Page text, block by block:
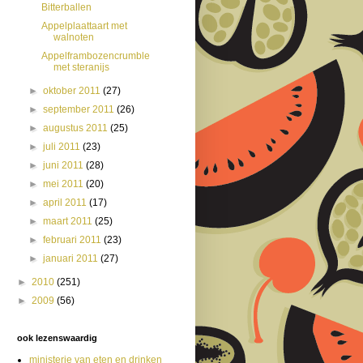
Bitterballen
Appelplaattaart met
walnoten
Appelframbozencrumble
met steranijs
►oktober 2011(27)
►september 2011(26)
►augustus 2011(25)
►juli 2011(23)
►juni 2011(28)
►mei 2011(20)
►april 2011(17)
►maart 2011(25)
►februari 2011(23)
►januari 2011(27)
► 2010 (251)
► 2009 (56)
ook lezenswaardig
ministerie van eten en drinken